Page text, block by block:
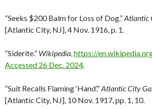
“Seeks $200 Balm for Loss of Dog.”Atlantic
[Atlantic City, NJ], 4 Nov. 1916, p. 1.
“Siderite.” Wikipedia,https://
Accessed 26 Dec. 2024.
“Suit Recalls Flaming ‘Hand’.”Atlantic City
[Atlantic City, NJ], 10 Nov. 1917, pp. 1, 10.